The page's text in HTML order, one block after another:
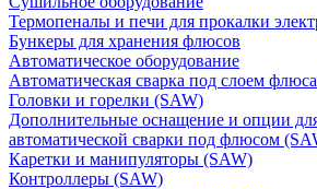
Термопеналы и печи для прокалки
Бункеры для хранения флюсов
Автоматическое оборудование
Автоматическая сварка под слоем
Головки и горелки (SAW)
Дополнительные оснащение и опции
автоматической сварки под флюсом
Каретки и манипуляторы (SAW)
Контроллеры (SAW)